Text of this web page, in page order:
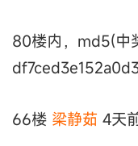
80楼内，md5(中
66楼 梁静茹 4天